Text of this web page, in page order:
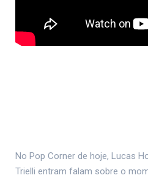
No Pop Corner de hoje, Lucas
Trielli entram falam sobre o